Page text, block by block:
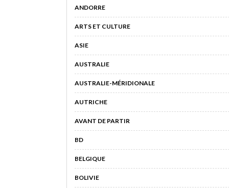
ANDORRE
ARTS ET CULTURE
ASIE
AUSTRALIE
AUSTRALIE-MÉRIDIONALE
AUTRICHE
AVANT DE PARTIR
BD
BELGIQUE
BOLIVIE